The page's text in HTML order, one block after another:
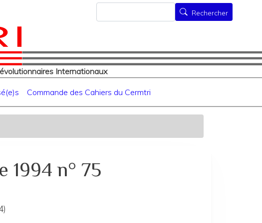
Internationaux
Rechercher
Rechercher
Commande des Cahiers du Cermtri
1994 n° 75